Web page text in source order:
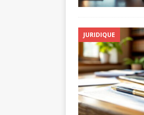
JURIDIQUE